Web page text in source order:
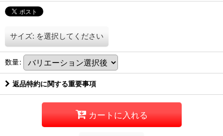
サイズ: を選択してください
数量:
返品特約に関する重要事項
カートに入れる